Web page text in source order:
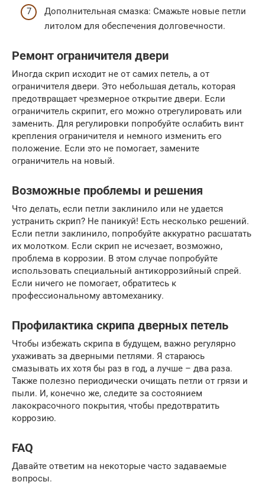
Дополнительная смазка: Смажьте новые петли
литолом для обеспечения долговечности.
Ремонт ограничителя двери
Иногда скрип исходит не от самих петель, а от
ограничителя двери. Это небольшая деталь, которая
предотвращает чрезмерное открытие двери. Если
ограничитель скрипит, его можно отрегулировать или
заменить. Для регулировки попробуйте ослабить винт
крепления ограничителя и немного изменить его
положение. Если это не помогает, замените
ограничитель на новый.
Возможные проблемы и решения
Что делать, если петли заклинило или не удается
устранить скрип? Не паникуй! Есть несколько решений.
Если петли заклинило, попробуйте аккуратно расшатать
их молотком. Если скрип не исчезает, возможно,
проблема в коррозии. В этом случае попробуйте
использовать специальный антикоррозийный спрей.
Если ничего не помогает, обратитесь к
профессиональному автомеханику.
Профилактика скрипа дверных петель
Чтобы избежать скрипа в будущем, важно регулярно
ухаживать за дверными петлями. Я стараюсь
смазывать их хотя бы раз в год, а лучше – два раза.
Также полезно периодически очищать петли от грязи и
пыли. И, конечно же, следите за состоянием
лакокрасочного покрытия, чтобы предотвратить
коррозию.
FAQ
Давайте ответим на некоторые часто задаваемые
вопросы.